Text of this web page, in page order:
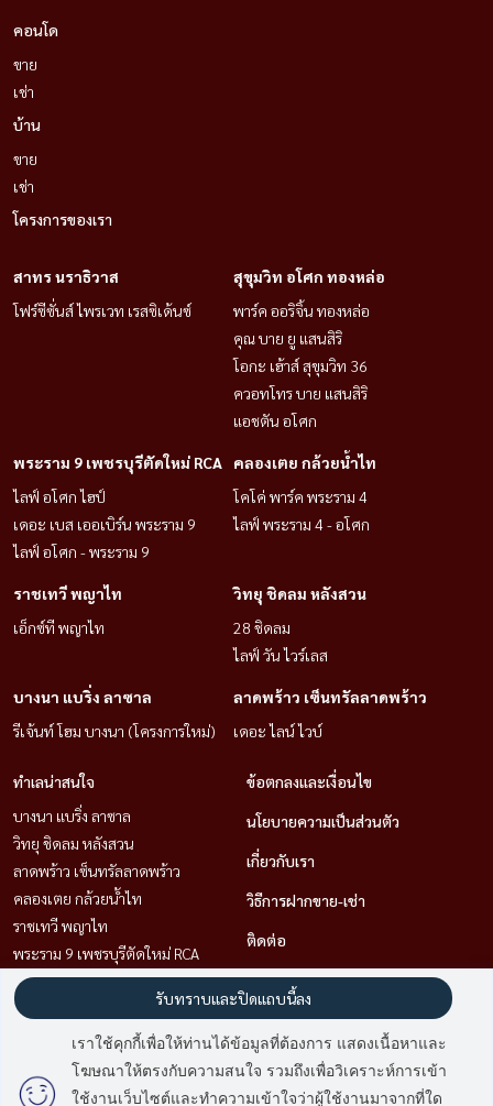
คอนโด
ขาย
เช่า
บ้าน
ขาย
เช่า
โครงการของเรา
สาทร นราธิวาส
โฟร์ซีซั่นส์ ไพรเวท เรสซิเด้นซ์
สุขุมวิท อโศก ทองหล่อ
พาร์ค ออริจิ้น ทองหล่อ
คุณ บาย ยู แสนสิริ
โอกะ เฮ้าส์ สุขุมวิท 36
ควอทโทร บาย แสนสิริ
แอชตัน อโศก
พระราม 9 เพชรบุรีตัดใหม่ RCA
ไลฟ์ อโศก ไฮป์
เดอะ เบส เออเบิร์น พระราม 9
ไลฟ์ อโศก - พระราม 9
คลองเตย กล้วยน้ำไท
โคโค่ พาร์ค พระราม 4
ไลฟ์ พระราม 4 - อโศก
ราชเทวี พญาไท
เอ็กซ์ที พญาไท
วิทยุ ชิดลม หลังสวน
28 ชิดลม
ไลฟ์ วัน ไวร์เลส
บางนา แบริ่ง ลาซาล
รีเจ้นท์ โฮม บางนา (โครงการใหม่)
ลาดพร้าว เซ็นทรัลลาดพร้าว
เดอะ ไลน์ ไวบ์
ทำเลน่าสนใจ
บางนา แบริ่ง ลาซาล
วิทยุ ชิดลม หลังสวน
ลาดพร้าว เซ็นทรัลลาดพร้าว
คลองเตย กล้วยน้ำไท
ราชเทวี พญาไท
พระราม 9 เพชรบุรีตัดใหม่ RCA
สุขุมวิท อโศก ทองหล่อ
สาทร นราธิวาส
ข้อตกลงและเงื่อนไข
นโยบายความเป็นส่วนตัว
เกี่ยวกับเรา
วิธีการฝากขาย-เช่า
ติดต่อ
Power by Livinginsider.com
เราใช้คุกกี้เพื่อให้ท่านได้ข้อมูลที่ต้องการ แสดงเนื้อหาและ
โฆษณาให้ตรงกับความสนใจ รวมถึงเพื่อวิเคราะห์การเข้า
ใช้งานเว็บไซต์และทำความเข้าใจว่าผู้ใช้งานมาจากที่ใด
รับทราบและปิดแถบนี้ลง